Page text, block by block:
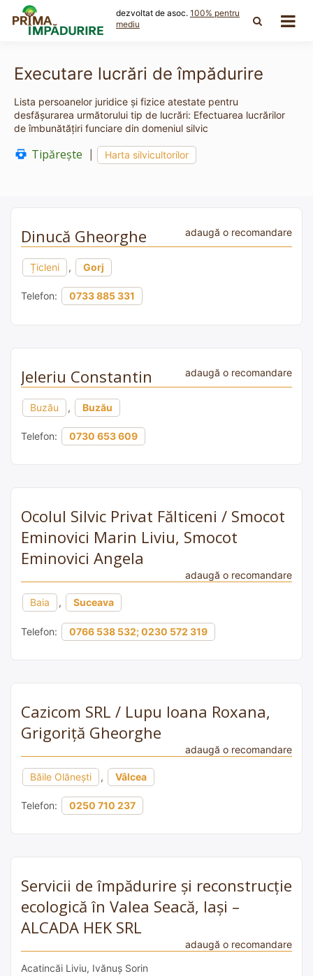
content
dezvoltat de asoc. 100% pentru
mediu
Executare lucrări de împădurire
Lista persoanelor juridice și fizice atestate pentru
desfășurarea următorului tip de lucrări: Efectuarea lucrărilor
de îmbunătăţiri funciare din domeniul silvic
Tipărește Harta silvicultorilor
Dinucă Gheorghe adaugă o recomandare
Țicleni , Gorj
Telefon: 0733 885 331
Jeleriu Constantin adaugă o recomandare
Buzău , Buzău
Telefon: 0730 653 609
Ocolul Silvic Privat Fălticeni / Smocot
Eminovici Marin Liviu, Smocot
Eminovici Angela
adaugă o recomandare
Baia , Suceava
Telefon: 0766 538 532; 0230 572 319
Cazicom SRL / Lupu Ioana Roxana,
Grigoriță Gheorghe
adaugă o recomandare
Băile Olănești , Vâlcea
Telefon: 0250 710 237
Servicii de împădurire și reconstrucție
ecologică în Valea Seacă, Iași –
ALCADA HEK SRL
adaugă o recomandare
Acatincăi Liviu, Ivănuș Sorin